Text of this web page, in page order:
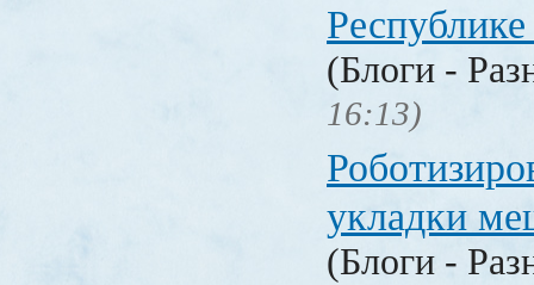
(Блоги -
16:13)
укладки
(Блоги -